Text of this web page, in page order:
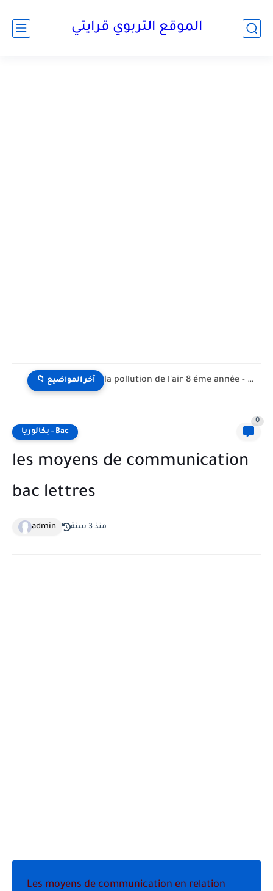
الموقع التربوي قرايتي
📁 آخر المواضيع la pollution de l'air 8 éme année - تلوث الهواء...
بكالوريا - Bac
0
les moyens de communication
bac lettres
admin منذ 3 سنة
Les moyens de communication en relation